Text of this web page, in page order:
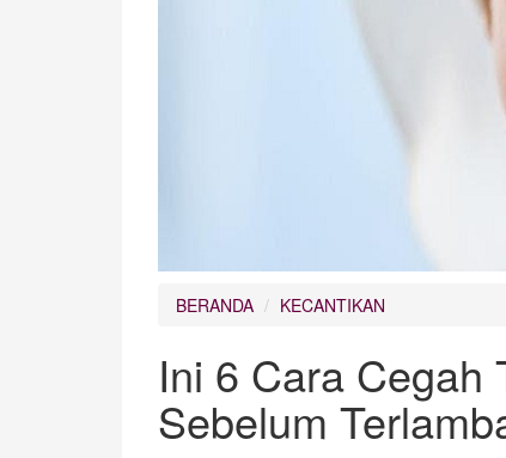
BERANDA KECANTIKAN
Ini 6 Cara Cegah
Sebelum